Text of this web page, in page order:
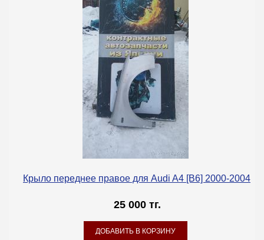
Крыло переднее правое для Audi A4 [B6] 2000-2004
25 000 тг.